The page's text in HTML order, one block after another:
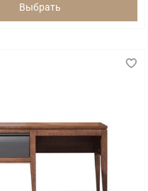
Выбрать